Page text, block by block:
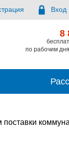
Вход
8
по рабочим
поставки